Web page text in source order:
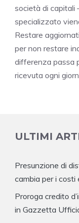
società di capitali
specializzato
Restare
per non restare
differenza passa
ricevuta ogni
ULTIMI
Presunzione di
cambia per i costi
Proroga credito
in Gazzetta